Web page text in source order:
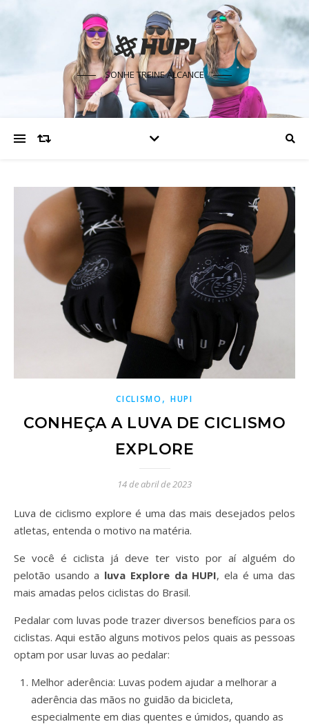
SONHE TREINE ALCANCE
CICLISMO , HUPI
CONHEÇA A LUVA DE CICLISMO
EXPLORE
14 de abril de 2023
Luva de ciclismo explore é uma das mais desejados pelos
atletas, entenda o motivo na matéria.
Se você é ciclista já deve ter visto por aí alguém do
pelotão usando a luva Explore da HUPI, ela é uma das
mais amadas pelos ciclistas do Brasil.
Pedalar com luvas pode trazer diversos benefícios para os
ciclistas. Aqui estão alguns motivos pelos quais as pessoas
optam por usar luvas ao pedalar:
Melhor aderência: Luvas podem ajudar a melhorar a
aderência das mãos no guidão da bicicleta,
especialmente em dias quentes e úmidos, quando as